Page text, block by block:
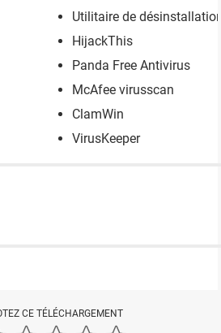
Utilitaire de
HijackThis
Panda Free Antivirus
McAfee virusscan
ClamWin
VirusKeeper
CE TÉLÉCHARGEMENT